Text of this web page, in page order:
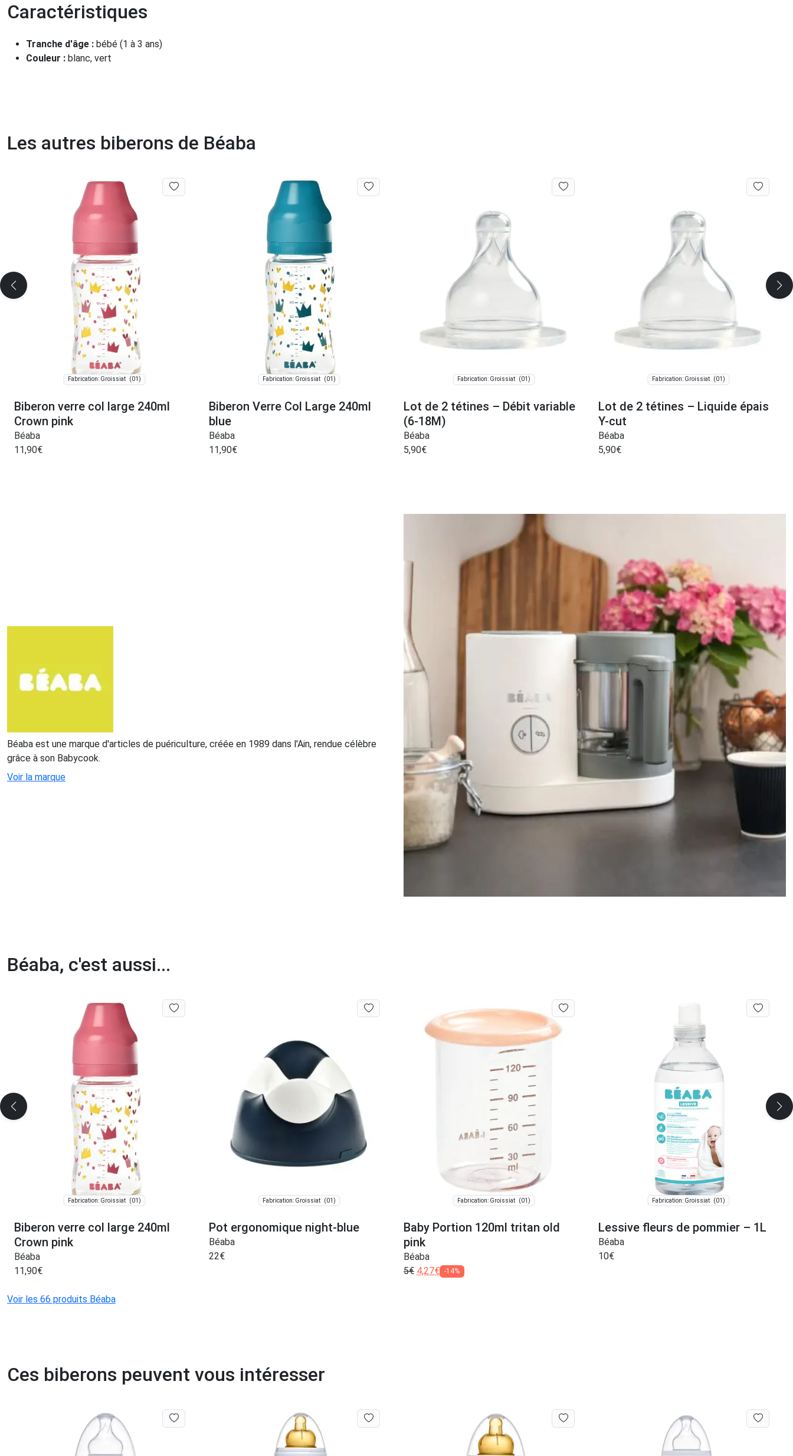
Caractéristiques
Tranche d'âge : bébé (1 à 3 ans)
Couleur : blanc, vert
Les autres biberons de Béaba
Fabrication: Groissiat (01)
Biberon verre col large 240ml
Crown pink
Béaba
11,90€
Fabrication: Groissiat (01)
Biberon Verre Col Large 240ml
blue
Béaba
11,90€
Fabrication: Groissiat (01)
Lot de 2 tétines – Débit variable
(6-18M)
Béaba
5,90€
Fabrication: Groissiat (01)
Lot de 2 tétines – Liquide épais
Y-cut
Béaba
5,90€
Béaba est une marque d'articles de puériculture, créée en 1989 dans l'Ain, rendue célèbre
grâce à son Babycook.
Voir la marque
Béaba, c'est aussi...
Fabrication: Groissiat (01)
Biberon verre col large 240ml
Crown pink
Béaba
11,90€
Fabrication: Groissiat (01)
Pot ergonomique night-blue
Béaba
22€
Fabrication: Groissiat (01)
Baby Portion 120ml tritan old
pink
Béaba
5€ 4,27€ -14%
Fabrication: Groissiat (01)
Lessive fleurs de pommier – 1L
Béaba
10€
Voir les 66 produits Béaba
Ces biberons peuvent vous intéresser